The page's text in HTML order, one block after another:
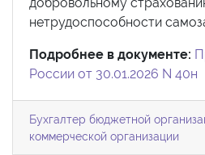
нетрудоспособности
Подробнее в документе:
России от 30.01.2026 N 40н
Бухгалтер бюджетной
коммерческой организации